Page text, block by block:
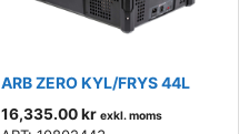
ARB ZERO KYL/FRYS 44L
16,335.00kr exkl. moms